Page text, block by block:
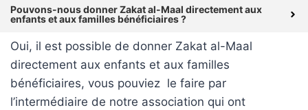
Pouvons-nous donner Zakat al-Maal directement aux
enfants et aux familles bénéficiaires ?
Oui, il est possible de donner Zakat al-Maal
directement aux enfants et aux familles
bénéficiaires, vous pouviez le faire par
l’intermédiaire de notre association qui ont